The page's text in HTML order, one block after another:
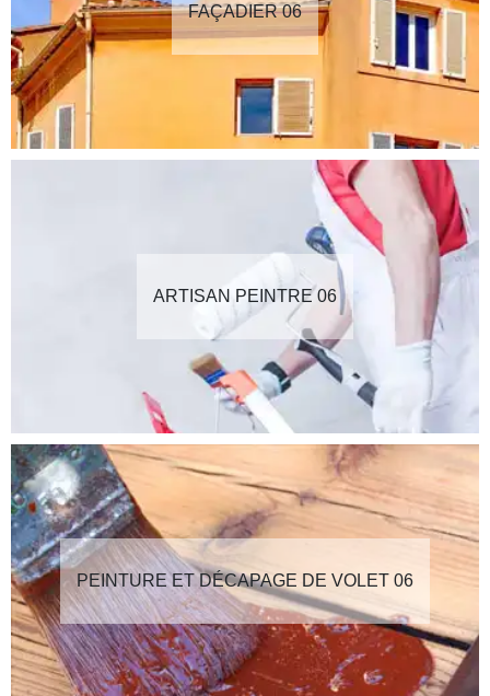
FAÇADIER 06
ARTISAN PEINTRE 06
PEINTURE ET DÉCAPAGE DE VOLET 06